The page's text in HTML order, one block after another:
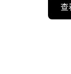
下
查